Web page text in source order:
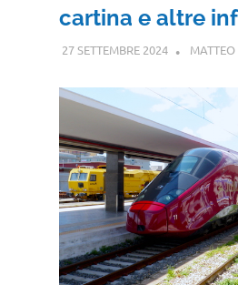
cartina e altre
27 SETTEMBRE 2024